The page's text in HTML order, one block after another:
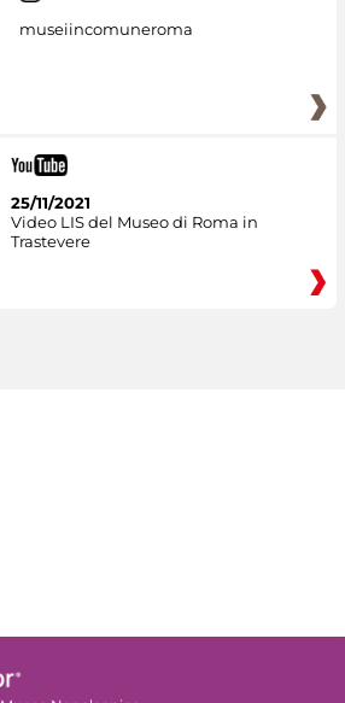
museiincomuneroma
25/11/2021
Video LIS del Museo di Roma in
Trastevere